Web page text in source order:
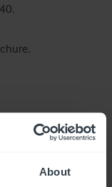
About
.
Street running
of Barton
Lichfield (eight